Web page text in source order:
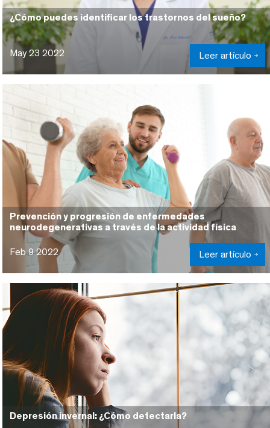
¿Cómo puedes identificar los trastornos del sueño?
May 23 2022 Leer artículo
Prevención y progresión de enfermedades
neurodegenerativas a través de la actividad física
Feb 9 2022 Leer artículo
Depresión invernal: ¿Cómo detectarla?